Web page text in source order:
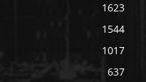
1623
1544
1017
637